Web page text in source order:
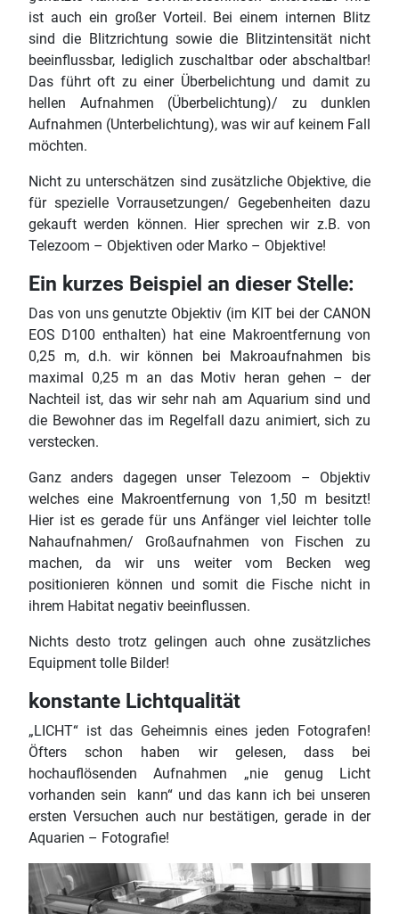
ist auch ein großer Vorteil. Bei einem internen Blitz
sind die Blitzrichtung sowie die Blitzintensität nicht
beeinflussbar, lediglich zuschaltbar oder abschaltbar!
Das führt oft zu einer Überbelichtung und damit zu
hellen Aufnahmen (Überbelichtung)/ zu dunklen
Aufnahmen (Unterbelichtung), was wir auf keinem Fall
möchten.
Nicht zu unterschätzen sind zusätzliche Objektive, die
für spezielle Vorrausetzungen/ Gegebenheiten dazu
gekauft werden können. Hier sprechen wir z.B. von
Telezoom – Objektiven oder Marko – Objektive!
Ein kurzes Beispiel an dieser Stelle:
Das von uns genutzte Objektiv (im KIT bei der CANON
EOS D100 enthalten) hat eine Makroentfernung von
0,25 m, d.h. wir können bei Makroaufnahmen bis
maximal 0,25 m an das Motiv heran gehen – der
Nachteil ist, das wir sehr nah am Aquarium sind und
die Bewohner das im Regelfall dazu animiert, sich zu
verstecken.
Ganz anders dagegen unser Telezoom – Objektiv
welches eine Makroentfernung von 1,50 m besitzt!
Hier ist es gerade für uns Anfänger viel leichter tolle
Nahaufnahmen/ Großaufnahmen von Fischen zu
machen, da wir uns weiter vom Becken weg
positionieren können und somit die Fische nicht in
ihrem Habitat negativ beeinflussen.
Nichts desto trotz gelingen auch ohne zusätzliches
Equipment tolle Bilder!
konstante Lichtqualität
„LICHT“ ist das Geheimnis eines jeden Fotografen!
Öfters schon haben wir gelesen, dass bei
hochauflösenden Aufnahmen „nie genug Licht
vorhanden sein kann“ und das kann ich bei unseren
ersten Versuchen auch nur bestätigen, gerade in der
Aquarien – Fotografie!